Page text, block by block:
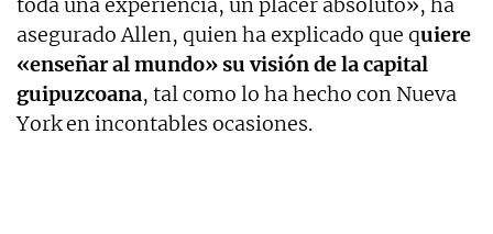
asegurado Allen, quien ha explicado que quiere
«enseñar al mundo» su visión de la capital
guipuzcoana, tal como lo ha hecho con Nueva
York en incontables ocasiones.